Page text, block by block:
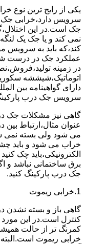
یکی از رایج ترین نوع
سرویس دارد،خرابی جک
جک است.در این
نمی کند و یا جک یک
کند،که باید به سرویس
عملکرد جک در درست
در زمینه
اتوماتیک،شیششه
دارای گواهینامه بین
سرویس جک درب
گاهی نیز مشکلات جک
عنوان مثال،ارتباط بین
می شود ولی بسته
خراب می شود و باید
الکترونیکی،باید چک
برق ساختمانی نباشد
جک درب پارکینگ کنید.
1.خرابی ریموت
گاهی باز و بسته نشدن
کنترل است.در این
کمرنگ تر از حالت
خرابی ریموت است.البته